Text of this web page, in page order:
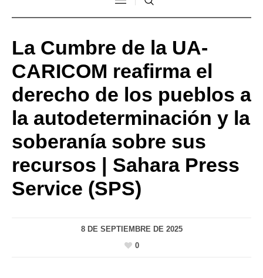
La Cumbre de la UA-
CARICOM reafirma el
derecho de los pueblos a
la autodeterminación y la
soberanía sobre sus
recursos | Sahara Press
Service (SPS)
8 DE SEPTIEMBRE DE 2025
0